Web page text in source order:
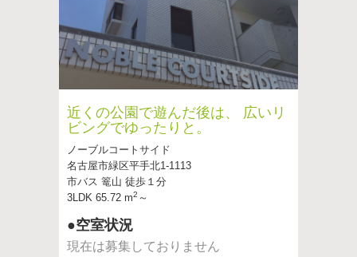
近くの公園で遊んだ後は、 広いリ
ビングでゆったりと。
ノーブルコートサイド
名古屋市緑区平手北1-1113
市バス 篭山 徒歩１分
3LDK 65.72 m2 ～
●空室状況
現在は募集しておりません